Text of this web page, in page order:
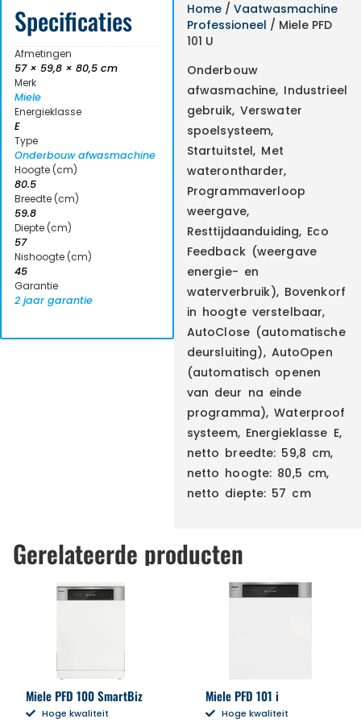
Specificaties
Afmetingen
57 × 59,8 × 80,5 cm
Merk
Miele
Energieklasse
E
Type
Onderbouw afwasmachine
Hoogte (cm)
80.5
Breedte (cm)
59.8
Diepte (cm)
57
Nishoogte (cm)
45
Garantie
2 jaar garantie
Home/ Vaatwasmachine
Professioneel / Miele PFD
101 U
Onderbouw
afwasmachine, Industrieel
gebruik, Verswater
spoelsysteem,
Startuitstel, Met
waterontharder,
Programmaverloop
weergave,
Resttijdaanduiding, Eco
Feedback (weergave
energie- en
waterverbruik), Bovenkorf
in hoogte verstelbaar,
AutoClose (automatische
deursluiting), AutoOpen
(automatisch openen
van deur na einde
programma), Waterproof
systeem, Energieklasse E,
netto breedte: 59,8 cm,
netto hoogte: 80,5 cm,
netto diepte: 57 cm
Gerelateerde producten
Miele PFD 100 SmartBiz
Hoge kwaliteit
Miele PFD 101 i
Hoge kwaliteit